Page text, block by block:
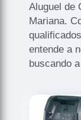
Aluguel de
Mariana.
entende a
buscando